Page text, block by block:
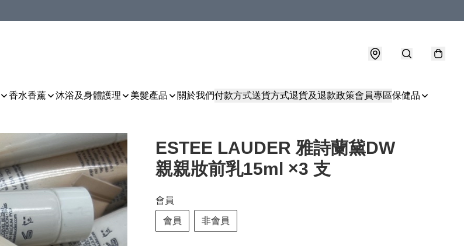
香水香薰 沐浴及身體護理 美髮產品 關於我們付款方式送貨方式退貨及退款政策會員專區保健品
ESTEE LAUDER 雅詩蘭黛DW
親親妝前乳15ml ×3 支
會員
會員 非會員